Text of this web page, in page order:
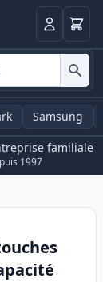
Panier
Samsung
familiale
1997